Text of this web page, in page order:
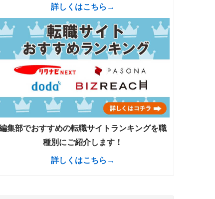
詳しくはこちら→
集部でおすすめの転職サイトランキングを職
種別にご紹介します！
詳しくはこちら→